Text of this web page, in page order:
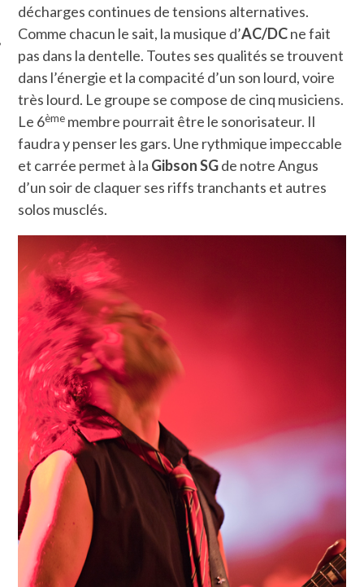
décharges continues de tensions alternatives.
Comme chacun le sait, la musique d’AC/DCne fait
pas dans la dentelle. Toutes ses qualités se trouvent
dans l’énergie et la compacité d’un son lourd, voire
très lourd. Le groupe se compose de cinq musiciens.
Le 6ème membre pourrait être le sonorisateur. Il
faudra y penser les gars. Une rythmique impeccable
et carrée permet à la Gibson SGde notre Angus
d’un soir de claquer ses riffs tranchants et autres
solos musclés.